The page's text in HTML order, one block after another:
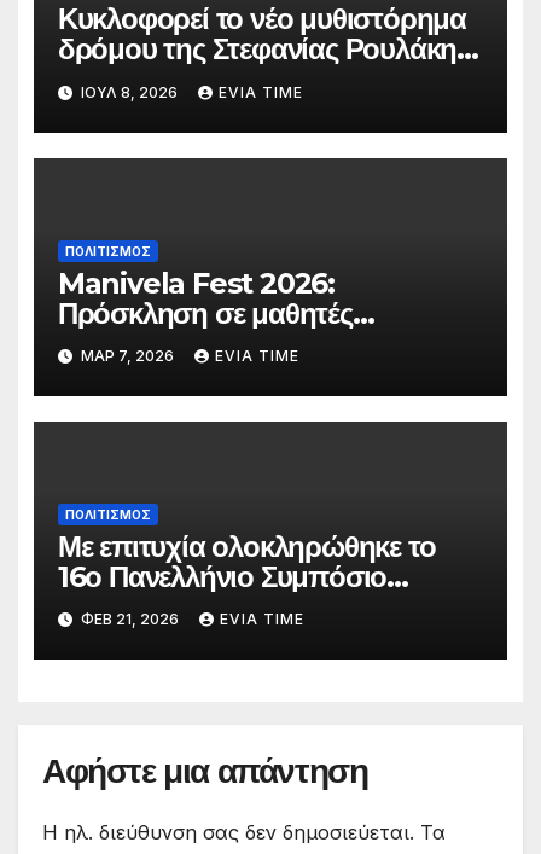
Κυκλοφορεί το νέο μυθιστόρημα
δρόμου της Στεφανίας Ρουλάκη
«Το Βανάκι»
ΙΟΎΛ 8, 2026 EVIA TIME
ΠΟΛΙΤΙΣΜΟΣ
Manivela Fest 2026:
Πρόσκληση σε μαθητές
Γυμνασίου και Λυκείου της
Εύβοιας για συμμετοχή στη
σκηνή
ΜΑΡ 7, 2026 EVIA TIME
ΠΟΛΙΤΙΣΜΟΣ
Με επιτυχία ολοκληρώθηκε το
16ο Πανελλήνιο Συμπόσιο
Επικούρειας Φιλοσοφίας
ΦΕΒ 21, 2026 EVIA TIME
Αφήστε μια απάντηση
Η ηλ. διεύθυνση σας δεν δημοσιεύεται. Τα